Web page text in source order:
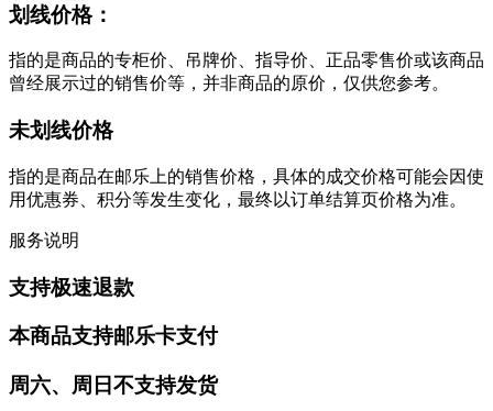
划线价格：
指的是商品的专柜价、吊牌价、指导价、正品零售价或该商品
曾经展示过的销售价等，并非商品的原价，仅供您参考。
未划线价格
指的是商品在邮乐上的销售价格，具体的成交价格可能会因使
用优惠券、积分等发生变化，最终以订单结算页价格为准。
服务说明
支持极速退款
本商品支持邮乐卡支付
周六、周日不支持发货